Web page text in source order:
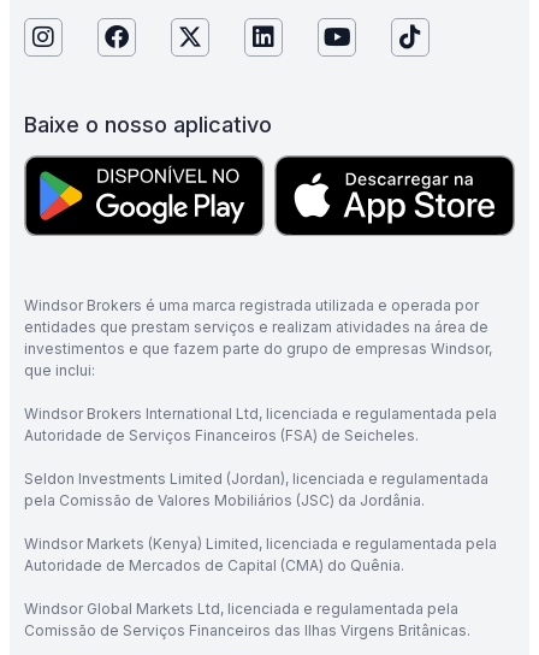
Baixe o nosso aplicativo
Windsor Brokers é uma marca registrada utilizada e operada por
entidades que prestam serviços e realizam atividades na área de
investimentos e que fazem parte do grupo de empresas Windsor,
que inclui:
Windsor Brokers International Ltd, licenciada e regulamentada pela
Autoridade de Serviços Financeiros (FSA) de Seicheles.
Seldon Investments Limited (Jordan), licenciada e regulamentada
pela Comissão de Valores Mobiliários (JSC) da Jordânia.
Windsor Markets (Kenya) Limited, licenciada e regulamentada pela
Autoridade de Mercados de Capital (CMA) do Quênia.
Windsor Global Markets Ltd, licenciada e regulamentada pela
Comissão de Serviços Financeiros das Ilhas Virgens Britânicas.